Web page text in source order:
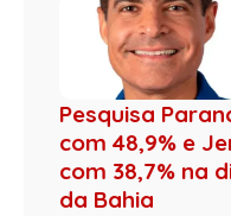
Pesquisa
com 48,9% e
com 38,7% na
da Bahia